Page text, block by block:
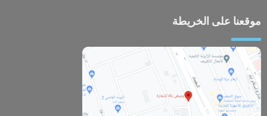
موقعنا على الخريطة